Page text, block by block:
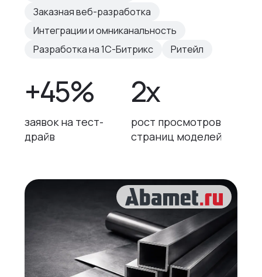
Заказная веб-разработка
Интеграции и омниканальность
Разработка на 1С-Битрикс
Ритейл
+45%
заявок на тест-
драйв
2x
рост просмотров
страниц моделей